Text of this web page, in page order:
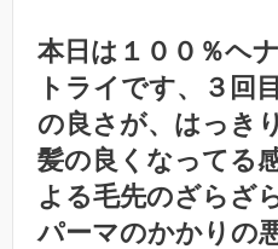
本日は１００％ヘ
トライです、３回
の良さが、はっき
髪の良くなってる
よる毛先のざらざ
パーマのかかりの